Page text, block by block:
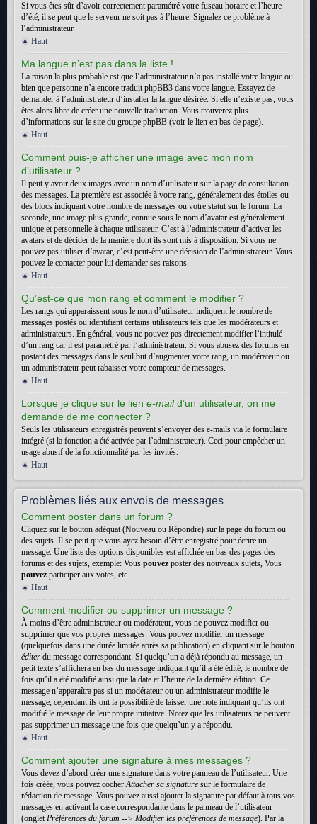
Si vous êtes sûr d’avoir correctement paramétré votre fuseau horaire et l’heure
d’été, il se peut que le serveur ne soit pas à l’heure. Signalez ce problème à
l’administrateur.
Haut
Ma langue n’est pas dans la liste !
La raison la plus probable est que l’administrateur n’a pas installé votre langue ou
bien que personne n’a encore traduit phpBB3 dans votre langue. Essayez de
demander à l’administrateur d’installer la langue désirée. Si elle n’existe pas, vous
êtes alors libre de créer une nouvelle traduction. Vous trouverez plus
d’informations sur le site du groupe phpBB (voir le lien en bas de page).
Haut
Comment puis-je afficher une image avec mon nom
d’utilisateur ?
Il peut y avoir deux images avec un nom d’utilisateur sur la page de consultation
des messages. La première est associée à votre rang, généralement des étoiles ou
des blocs indiquant votre nombre de messages ou votre statut sur le forum. La
seconde, une image plus grande, connue sous le nom d’avatar est généralement
unique et personnelle à chaque utilisateur. C’est à l’administrateur d’activer les
avatars et de décider de la manière dont ils sont mis à disposition. Si vous ne
pouvez pas utiliser d’avatar, c’est peut-être une décision de l’administrateur. Vous
pouvez le contacter pour lui demander ses raisons.
Haut
Qu’est-ce que mon rang et comment le modifier ?
Les rangs qui apparaissent sous le nom d’utilisateur indiquent le nombre de
messages postés ou identifient certains utilisateurs tels que les modérateurs et
administrateurs. En général, vous ne pouvez pas directement modifier l’intitulé
d’un rang car il est paramétré par l’administrateur. Si vous abusez des forums en
postant des messages dans le seul but d’augmenter votre rang, un modérateur ou
un administrateur peut rabaisser votre compteur de messages.
Haut
Lorsque je clique sur le lien e-maild’un utilisateur, on me
demande de me connecter ?
Seuls les utilisateurs enregistrés peuvent s’envoyer des e-mails via le formulaire
intégré (si la fonction a été activée par l’administrateur). Ceci pour empêcher un
usage abusif de la fonctionnalité par les invités.
Haut
Problèmes liés aux envois de messages
Comment poster dans un forum ?
Cliquez sur le bouton adéquat (Nouveau ou Répondre) sur la page du forum ou
des sujets. Il se peut que vous ayez besoin d’être enregistré pour écrire un
message. Une liste des options disponibles est affichée en bas des pages des
forums et des sujets, exemple: Vous pouvez poster des nouveaux sujets, Vous
pouvez participer aux votes, etc.
Haut
Comment modifier ou supprimer un message ?
À moins d’être administrateur ou modérateur, vous ne pouvez modifier ou
supprimer que vos propres messages. Vous pouvez modifier un message
(quelquefois dans une durée limitée après sa publication) en cliquant sur le bouton
éditer du message correspondant. Si quelqu’un a déjà répondu au message, un
petit texte s’affichera en bas du message indiquant qu’il a été édité, le nombre de
fois qu’il a été modifié ainsi que la date et l’heure de la dernière édition. Ce
message n’apparaîtra pas si un modérateur ou un administrateur modifie le
message, cependant ils ont la possibilité de laisser une note indiquant qu’ils ont
modifié le message de leur propre initiative. Notez que les utilisateurs ne peuvent
pas supprimer un message une fois que quelqu’un y a répondu.
Haut
Comment ajouter une signature à mes messages ?
Vous devez d’abord créer une signature dans votre panneau de l’utilisateur. Une
fois créée, vous pouvez cocherAttacher sa signature sur le formulaire de
rédaction de message. Vous pouvez aussi ajouter la signature par défaut à tous vos
messages en activant la case correspondante dans le panneau de l’utilisateur
(ongletPréférences du forum --> Modifier les préférences de message). Par la